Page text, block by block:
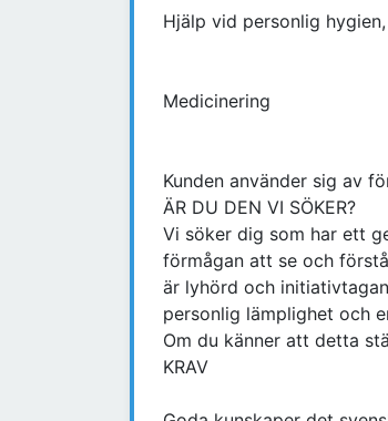
Hjälp vid personlig
Medicinering
Kunden använder sig av
ÄR DU DEN VI SÖKER?
Vi söker dig som har ett
förmågan att se och
är lyhörd och
personlig lämplighet och
Om du känner att detta
KRAV